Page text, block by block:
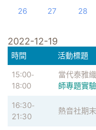
26
27 28
2022-12-19
時間
活動標題
15:00-
18:00
當代泰雅
師專題實驗
16:30-
21:30
熱音社期